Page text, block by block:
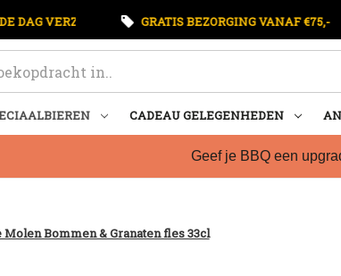
DAG VERZONDEN GRATIS BEZORGING VANAF €75,-
CADEAU GELEGENHEDEN
Geef je BBQ een
Molen Bommen & Granaten fles 33cl